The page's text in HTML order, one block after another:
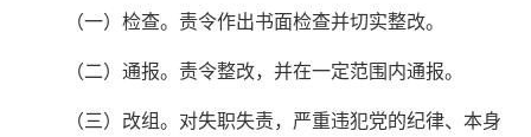
（一）检查。责令作出书面检查并切实整改。
（二）通报。责令整改，并在一定范围内通报。
（三）改组。对失职失责，严重违犯党的纪律、本身